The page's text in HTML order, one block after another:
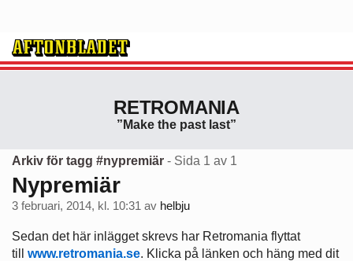
RETROMANIA
”Make the past last”
Arkiv för tagg #nypremiär - Sida 1 av 1
Nypremiär
3 februari, 2014, kl. 10:31 av helbju
Sedan det här inlägget skrevs har Retromania flyttat
till
www.retromania.se. Klicka på länken och häng med dit